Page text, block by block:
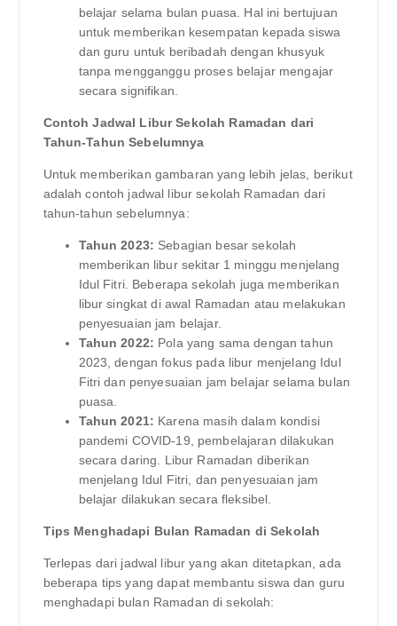
belajar selama bulan puasa. Hal ini bertujuan
untuk memberikan kesempatan kepada siswa
dan guru untuk beribadah dengan khusyuk
tanpa mengganggu proses belajar mengajar
secara signifikan.
Contoh Jadwal Libur Sekolah Ramadan dari
Tahun-Tahun Sebelumnya
Untuk memberikan gambaran yang lebih jelas, berikut
adalah contoh jadwal libur sekolah Ramadan dari
tahun-tahun sebelumnya:
Tahun 2023: Sebagian besar sekolah
memberikan libur sekitar 1 minggu menjelang
Idul Fitri. Beberapa sekolah juga memberikan
libur singkat di awal Ramadan atau melakukan
penyesuaian jam belajar.
Tahun 2022: Pola yang sama dengan tahun
2023, dengan fokus pada libur menjelang Idul
Fitri dan penyesuaian jam belajar selama bulan
puasa.
Tahun 2021: Karena masih dalam kondisi
pandemi COVID-19, pembelajaran dilakukan
secara daring. Libur Ramadan diberikan
menjelang Idul Fitri, dan penyesuaian jam
belajar dilakukan secara fleksibel.
Tips Menghadapi Bulan Ramadan di Sekolah
Terlepas dari jadwal libur yang akan ditetapkan, ada
beberapa tips yang dapat membantu siswa dan guru
menghadapi bulan Ramadan di sekolah: